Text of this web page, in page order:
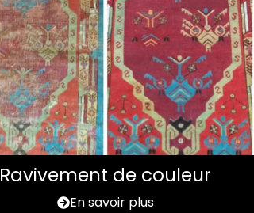
Ravivement de couleur
En savoir plus